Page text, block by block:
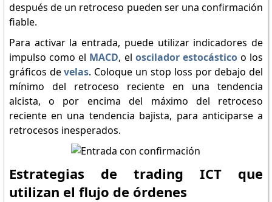
después de un retroceso pueden ser una confirmación
fiable.
Para activar la entrada, puede utilizar indicadores de
impulso como el MACD, el oscilador estocásticoo los
gráficos develas. Coloque un stop loss por debajo del
mínimo del retroceso reciente en una tendencia
alcista, o por encima del máximo del retroceso
reciente en una tendencia bajista, para anticiparse a
retrocesos inesperados.
Estrategias de trading ICT que
utilizan el flujo de órdenes